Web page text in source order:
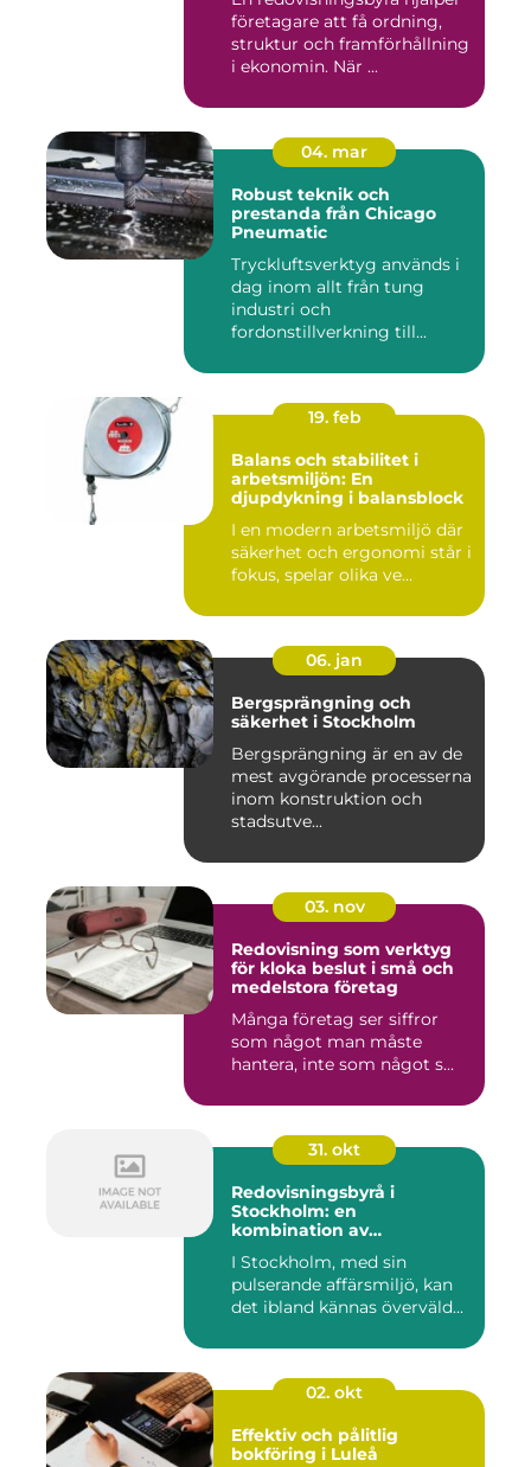
företagare att få ordning,
struktur och framförhållning
i ekonomin. När ...
04. mar
Robust teknik och
prestanda från Chicago
Pneumatic
Tryckluftsverktyg används i
dag inom allt från tung
industri och
fordonstillverkning till...
19. feb
Balans och stabilitet i
arbetsmiljön: En
djupdykning i balansblock
I en modern arbetsmiljö där
säkerhet och ergonomi står i
fokus, spelar olika ve...
06. jan
Bergsprängning och
säkerhet i Stockholm
Bergsprängning är en av de
mest avgörande processerna
inom konstruktion och
stadsutve...
03. nov
Redovisning som verktyg
för kloka beslut i små och
medelstora företag
Många företag ser siffror
som något man måste
hantera, inte som något s...
31. okt
Redovisningsbyrå i
Stockholm: en
kombination av
personlig service
I Stockholm, med sin
pulserande affärsmiljö, kan
det ibland kännas överväld...
02. okt
Effektiv och pålitlig
bokföring i Luleå